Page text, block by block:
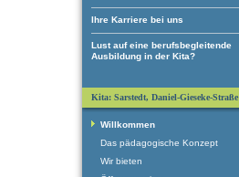
Ihre Karriere bei uns
Lust auf eine berufsbegleitende
Ausbildung in der Kita?
Kita: Sarstedt, Daniel-Gieseke-Straße
Willkommen
Das pädagogische Konzept
Wir bieten